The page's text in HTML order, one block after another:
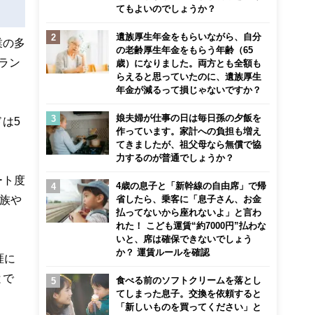
の多
ン
は5
ト度
や
に
で
てもよいのでしょうか？
遺族厚生年金をもらいながら、自分
の老齢厚生年金をもらう年齢（65
歳）になりました。両方とも全額も
らえると思っていたのに、遺族厚生
年金が減るって損じゃないですか？
娘夫婦が仕事の日は毎日孫の夕飯を
作っています。家計への負担も増え
てきましたが、祖父母なら無償で協
力するのが普通でしょうか？
4歳の息子と「新幹線の自由席」で帰
省したら、乗客に「息子さん、お金
払ってないから座れないよ」と言わ
れた！ こども運賃“約7000円”払わな
いと、席は確保できないでしょう
か？ 運賃ルールを確認
食べる前のソフトクリームを落とし
てしまった息子。交換を依頼すると
「新しいものを買ってください」と